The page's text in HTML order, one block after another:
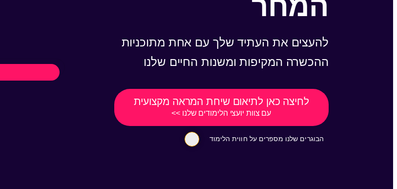
להעצים את העתיד שלך עם אחת מתוכניות
ההכשרה המקיפות ומשנות החיים שלנו
לחיצה כאן לתיאום שיחת המראה מקצועית
עם צוות יועצי הלימודים שלנו >>
הבוגרים שלנו מספרים על חווית הלימוד